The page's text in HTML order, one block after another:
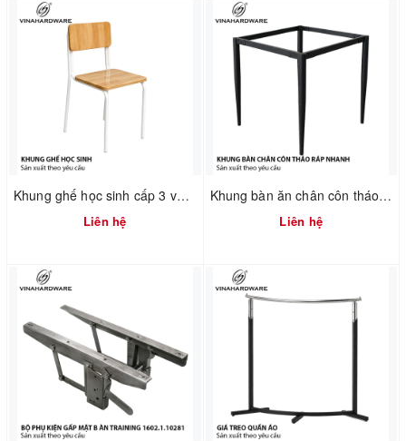
Khung ghế học sinh cấp 3 và đại học - 2300.1.02596 - D360xR360xC440mm
Liên hệ
Khung bàn ăn chân côn tháo ráp nhanh 2300.1.73736
Liên hệ